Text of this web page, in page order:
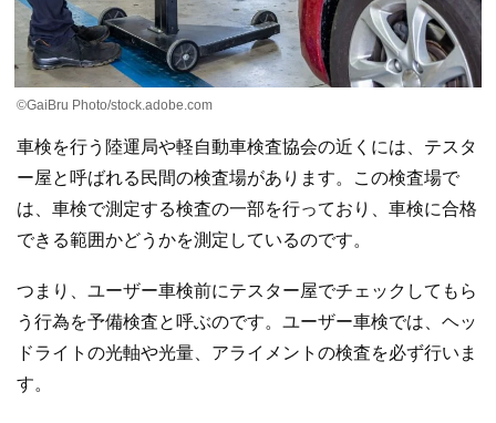
©GaiBru Photo/stock.adobe.com
車検を行う陸運局や軽自動車検査協会の近くには、テスタ
ー屋と呼ばれる民間の検査場があります。この検査場で
は、車検で測定する検査の一部を行っており、車検に合格
できる範囲かどうかを測定しているのです。
つまり、ユーザー車検前にテスター屋でチェックしてもら
う行為を予備検査と呼ぶのです。ユーザー車検では、ヘッ
ドライトの光軸や光量、アライメントの検査を必ず行いま
す。